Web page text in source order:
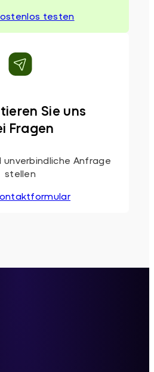
testen
Sie uns
Fragen
unverbindliche Anfrage
stellen